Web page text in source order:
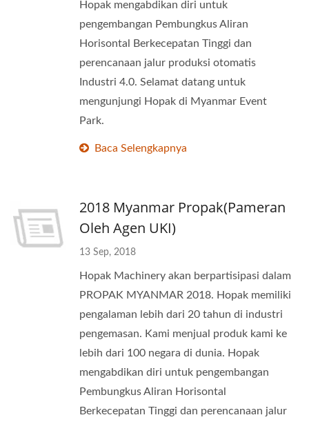
Hopak mengabdikan diri untuk
pengembangan Pembungkus Aliran
Horisontal Berkecepatan Tinggi dan
perencanaan jalur produksi otomatis
Industri 4.0. Selamat datang untuk
mengunjungi Hopak di Myanmar Event
Park.
Baca Selengkapnya
2018 Myanmar Propak(Pameran
Oleh Agen UKI)
13 Sep, 2018
Hopak Machinery akan berpartisipasi dalam
PROPAK MYANMAR 2018. Hopak memiliki
pengalaman lebih dari 20 tahun di industri
pengemasan. Kami menjual produk kami ke
lebih dari 100 negara di dunia. Hopak
mengabdikan diri untuk pengembangan
Pembungkus Aliran Horisontal
Berkecepatan Tinggi dan perencanaan jalur